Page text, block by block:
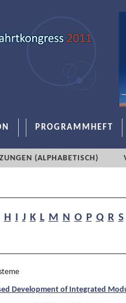
PROGRAMMHEFT
(ALPHABETISCH)
H I J K L M N O P Q R S
Development of Integrated